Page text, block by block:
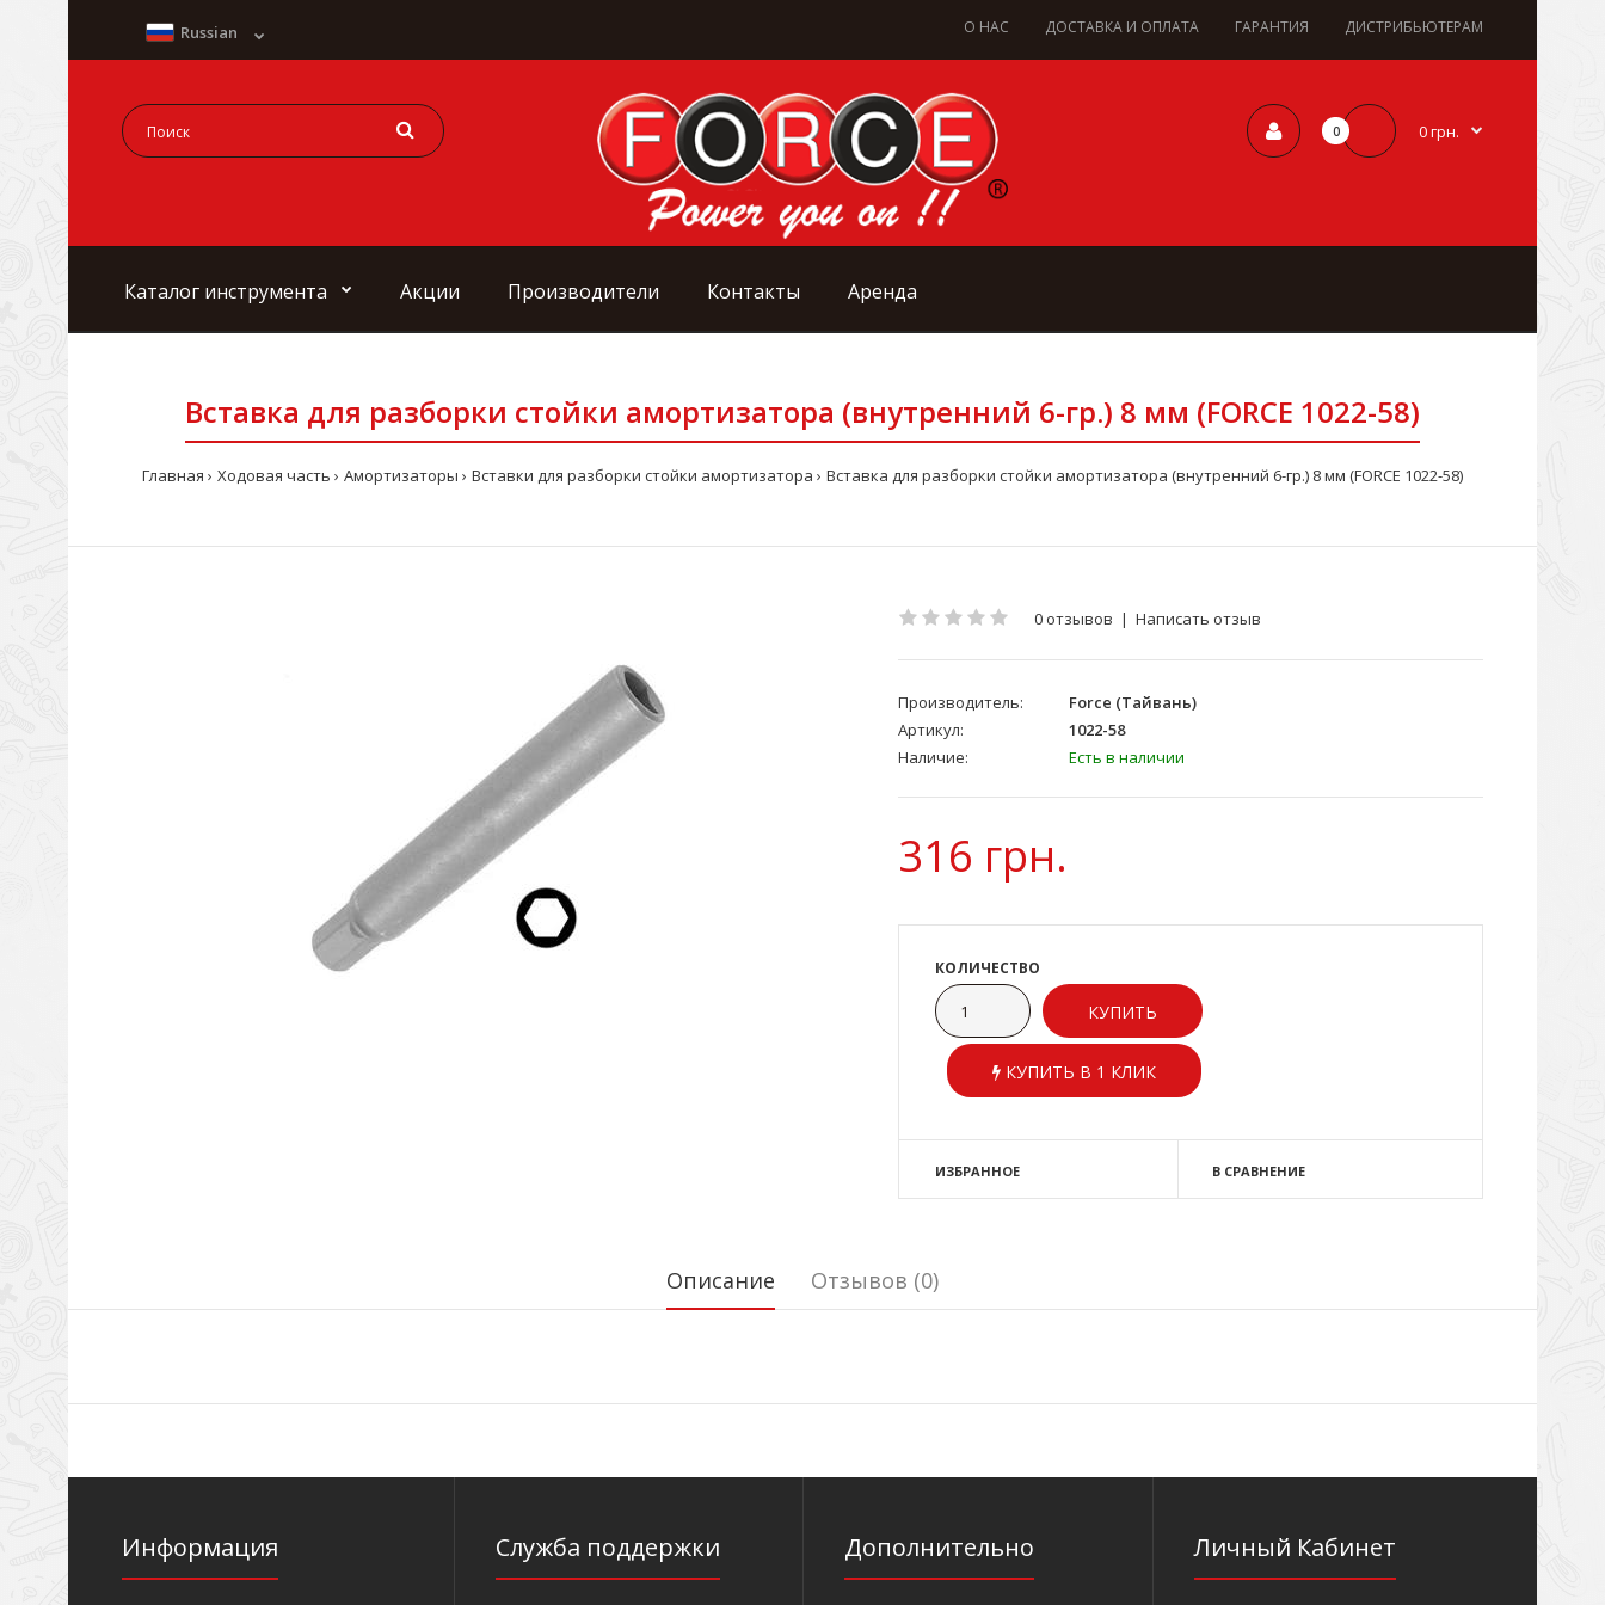
О НАС ДОСТАВКА И ОПЛАТА ГАРАНТИЯ ДИСТРИБЬЮТЕРАМ
Russian
0 0 грн.
Каталог инструмента Акции Производители Контакты Аренда
Вставка для разборки стойки амортизатора (внутренний 6-гр.) 8 мм (FORCE 1022-58)
Главная Ходовая часть Амортизаторы Вставки для разборки стойки амортизатора Вставка для разборки стойки амортизатора (внутренний 6-гр.) 8 мм (FORCE 1022-58)
0 отзывов | Написать отзыв
Производитель:
Force (Тайвань)
Артикул:
1022-58
Наличие:
Есть в наличии
316 грн.
КОЛИЧЕСТВО
КУПИТЬ В 1 КЛИК
ИЗБРАННОЕ В СРАВНЕНИЕ
Описание Отзывов (0)
Информация Служба поддержки Дополнительно Личный Кабинет